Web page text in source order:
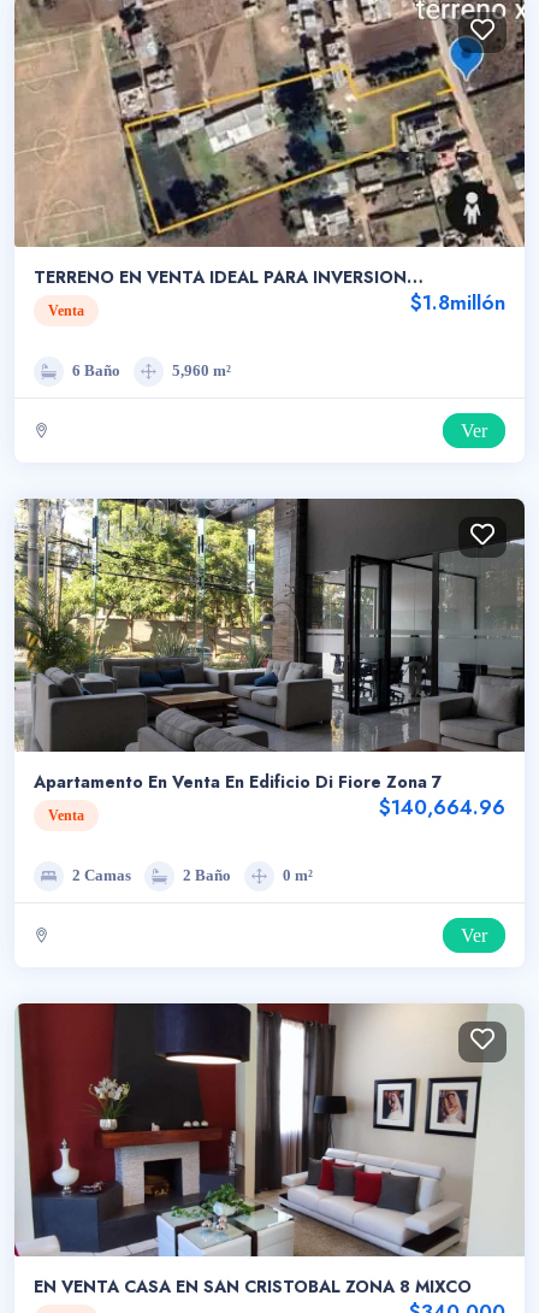
TERRENO EN VENTA IDEAL PARA INVERSION
QUETZALTENANGO
Venta $1.8millón
6 Baño 5,960 m²
Ver
Apartamento En Venta En Edificio Di Fiore Zona 7
Venta $140,664.96
2 Camas 2 Baño 0 m²
Ver
EN VENTA CASA EN SAN CRISTOBAL ZONA 8 MIXCO